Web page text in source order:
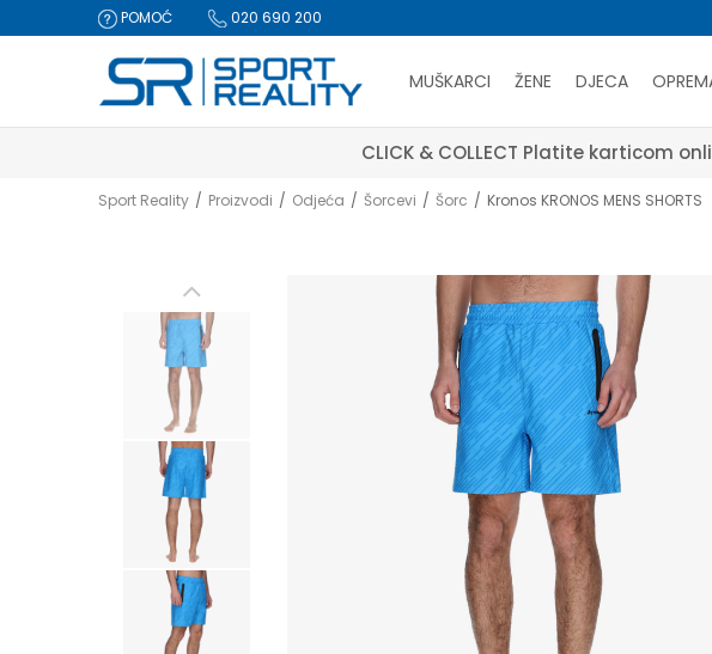
POMOĆ 020 690 200
MUŠKARCI ŽENE DJECA
CLICK & COLLECT Platite karticom
Sport Reality Proizvodi Odjeća Šorcevi Šorc Kronos KRONOS MENS SHORTS